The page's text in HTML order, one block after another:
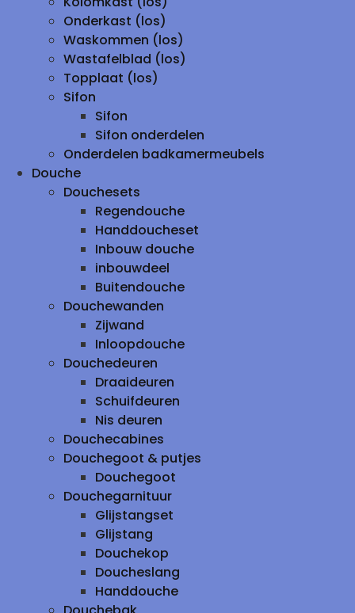
Onderkast (los)
Waskommen (los)
Wastafelblad (los)
Topplaat (los)
Sifon
Sifon
Sifon onderdelen
Onderdelen badkamermeubels
Douche
Douchesets
Regendouche
Handdoucheset
Inbouw douche
inbouwdeel
Buitendouche
Douchewanden
Zijwand
Inloopdouche
Douchedeuren
Draaideuren
Schuifdeuren
Nis deuren
Douchecabines
Douchegoot & putjes
Douchegoot
Douchegarnituur
Glijstangset
Glijstang
Douchekop
Doucheslang
Handdouche